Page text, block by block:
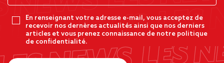
En renseignant votre adresse e-mail, vous acceptez de
recevoir nos dernères actualités ainsi que nos derniers
articles et vous prenez connaissance de notre politique
de confidentialité.